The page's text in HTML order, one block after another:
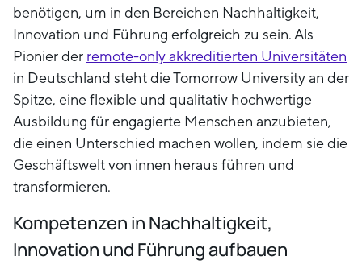
benötigen, um in den Bereichen Nachhaltigkeit,
Innovation und Führung erfolgreich zu sein. Als
Pionier der remote-only akkreditierten Universitäten
in Deutschland steht die Tomorrow University an der
Spitze, eine flexible und qualitativ hochwertige
Ausbildung für engagierte Menschen anzubieten,
die einen Unterschied machen wollen, indem sie die
Geschäftswelt von innen heraus führen und
transformieren.
Kompetenzen in Nachhaltigkeit,
Innovation und Führung aufbauen